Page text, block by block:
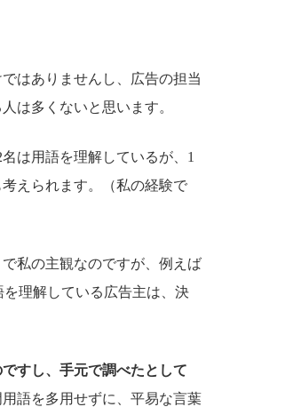
はありませんし、広告の担当
は多くないと思います。
は用語を理解しているが、1
えられます。（私の経験で
私の主観なのですが、例えば
を理解している広告主は、決
すし、手元で調べたとして
語を多用せずに、平易な言葉